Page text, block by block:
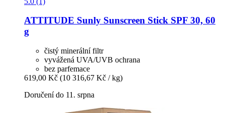
ATTITUDE Sunly Sunscreen Stick SPF 30, 60
g
čistý minerální filtr
vyvážená UVA/UVB ochrana
bez parfemace
619,00 Kč (10 316,67 Kč / kg)
Doručení do 11. srpna